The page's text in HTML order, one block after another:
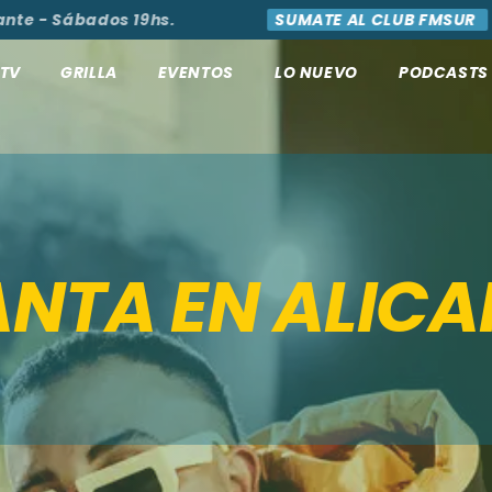
Sábados 19hs. SUMATE AL CLUB FMSUR
TV GRILLA EVENTOS LO NUEVO PODCASTS
EN